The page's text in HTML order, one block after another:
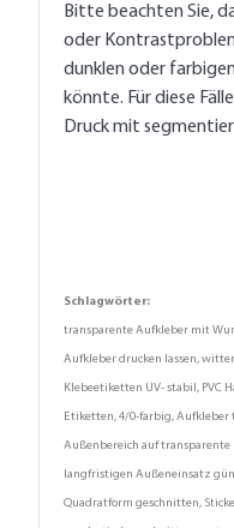
Bitte beachten Sie,
oder
dunklen oder
könnte. Für diese
Druck mit
Schlagwörter:
transparente Aufkleber mit
Aufkleber drucken lassen,
Klebeetiketten UV- stabil, PVC
Etiketten, 4/0-farbig, Aufkleber
Außenbereich auf
langfristigen Außeneinsatz
Quadratform geschnitten,